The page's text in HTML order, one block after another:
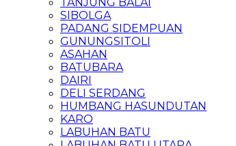
SIBOLGA
PADANG SIDEMPUAN
GUNUNGSITOLI
ASAHAN
BATUBARA
DAIRI
DELI SERDANG
HUMBANG HASUNDUTAN
KARO
LABUHAN BATU